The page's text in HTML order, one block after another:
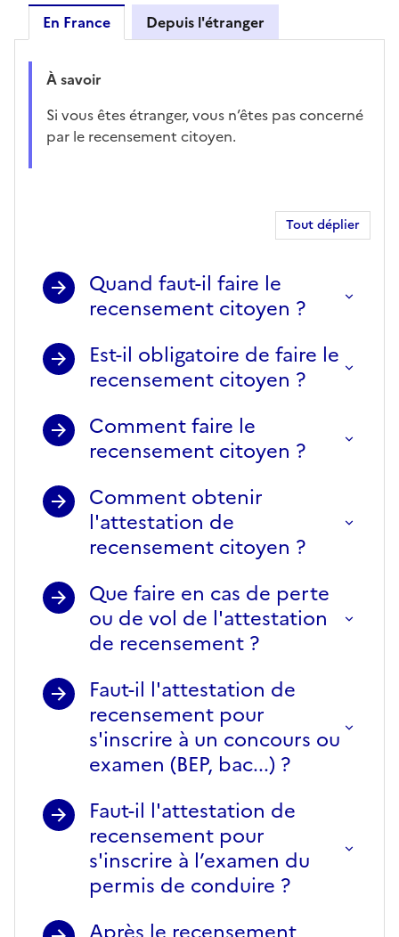
En France Depuis l'étranger
En France
À savoir
Si vous êtes étranger, vous n’êtes pas concerné
par le recensement citoyen.
Tout déplier
Quand faut-il faire le
recensement citoyen ?
Est-il obligatoire de faire le
recensement citoyen ?
Comment faire le
recensement citoyen ?
Comment obtenir
l'attestation de
recensement citoyen ?
Que faire en cas de perte
ou de vol de l'attestation
de recensement ?
Faut-il l'attestation de
recensement pour
s'inscrire à un concours ou
examen (BEP, bac...) ?
Faut-il l'attestation de
recensement pour
s'inscrire à l’examen du
permis de conduire ?